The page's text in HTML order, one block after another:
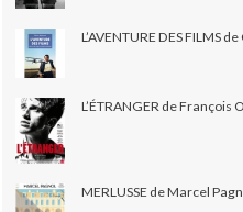
L’AVENTURE DES FILMS
L’ÉTRANGER de François
MERLUSSE de Marcel